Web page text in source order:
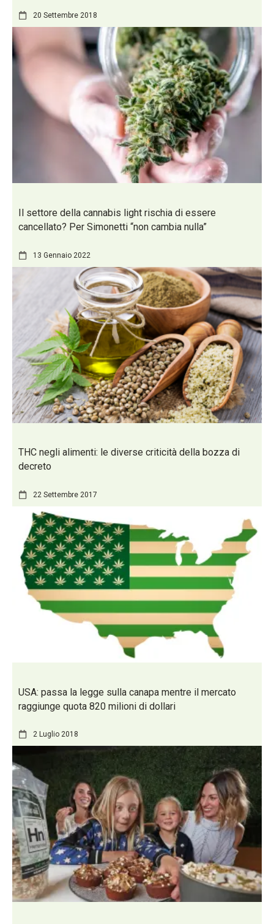
20 Settembre 2018
Il settore della cannabis light rischia di essere
cancellato? Per Simonetti “non cambia nulla”
13 Gennaio 2022
THC negli alimenti: le diverse criticità della bozza di
decreto
22 Settembre 2017
USA: passa la legge sulla canapa mentre il mercato
raggiunge quota 820 milioni di dollari
2 Luglio 2018